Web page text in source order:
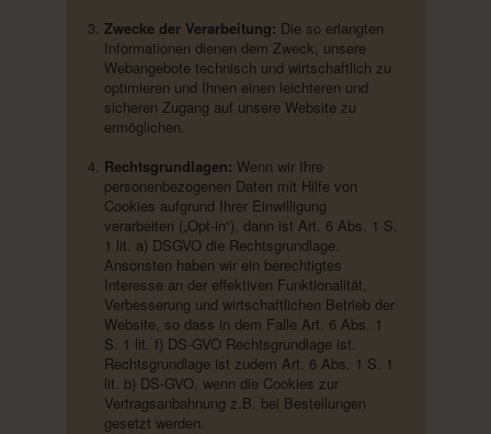
Zwecke der Verarbeitung: Die so erlangten
Informationen dienen dem Zweck, unsere
Webangebote technisch und wirtschaftlich zu
optimieren und Ihnen einen leichteren und
sicheren Zugang auf unsere Website zu
ermöglichen.
Rechtsgrundlagen: Wenn wir Ihre
personenbezogenen Daten mit Hilfe von
Cookies aufgrund Ihrer Einwilligung
verarbeiten („Opt-in“), dann ist Art. 6 Abs. 1 S.
1 lit. a) DSGVO die Rechtsgrundlage.
Ansonsten haben wir ein berechtigtes
Interesse an der effektiven Funktionalität,
Verbesserung und wirtschaftlichen Betrieb der
Website, so dass in dem Falle Art. 6 Abs. 1
S. 1 lit. f) DS-GVO Rechtsgrundlage ist.
Rechtsgrundlage ist zudem Art. 6 Abs. 1 S. 1
lit. b) DS-GVO, wenn die Cookies zur
Vertragsanbahnung z.B. bei Bestellungen
gesetzt werden.